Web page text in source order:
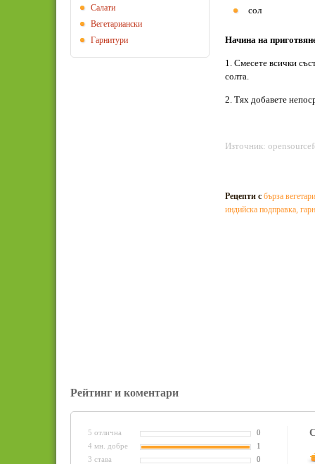
сол
Начина на
1. Смесете всички
солта.
2. Тях добавете
Източник:
Рецепти с бърза
индийска подправка,
Салати
Вегeтариански
Гарнитури
Рейтинг и коментари
5 отлична
0
4 мн. добре
1
3 става
0